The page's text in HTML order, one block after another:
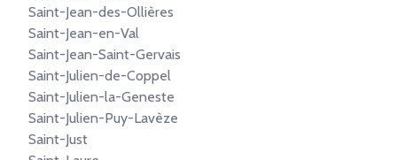
Saint-Jean-des-Ollières
Saint-Jean-en-Val
Saint-Jean-Saint-Gervais
Saint-Julien-de-Coppel
Saint-Julien-la-Geneste
Saint-Julien-Puy-Lavèze
Saint-Just